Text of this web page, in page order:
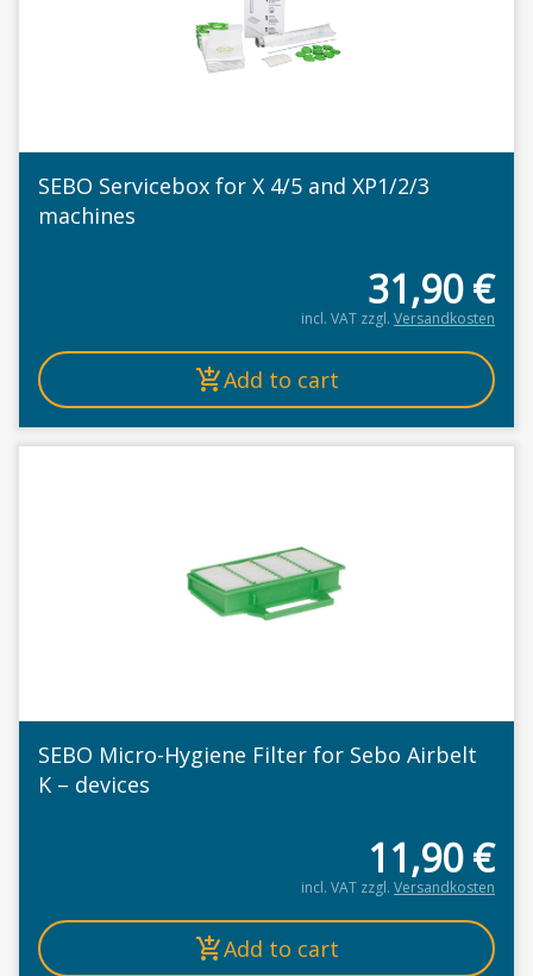
SEBO Servicebox for X 4/5 and XP1/2/3
machines
31,90€
incl. VAT zzgl. Versandkosten
Add to cart
SEBO Micro-Hygiene Filter for Sebo Airbelt
K – devices
11,90€
incl. VAT zzgl. Versandkosten
Add to cart